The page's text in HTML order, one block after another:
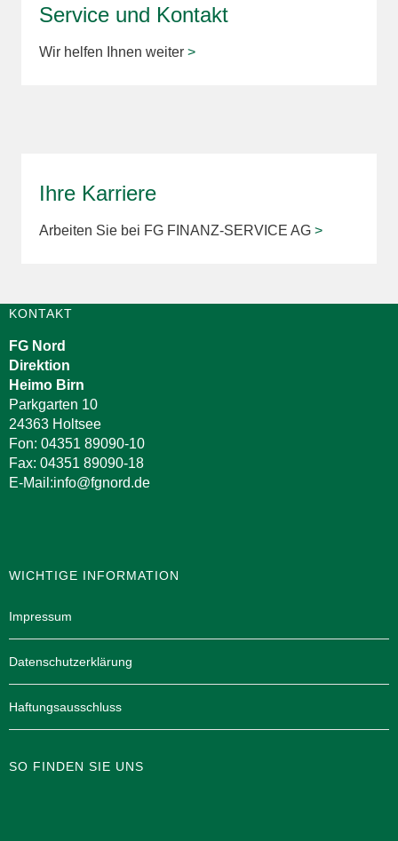
Service und Kontakt
Wir helfen Ihnen weiter >
Ihre Karriere
Arbeiten Sie bei FG FINANZ-SERVICE AG >
KONTAKT
FG Nord
Direktion
Heimo Birn
Parkgarten 10
24363 Holtsee
Fon: 04351 89090-10
Fax: 04351 89090-18
E-Mail:info@fgnord.de
WICHTIGE INFORMATION
Impressum
Datenschutzerklärung
Haftungsausschluss
SO FINDEN SIE UNS